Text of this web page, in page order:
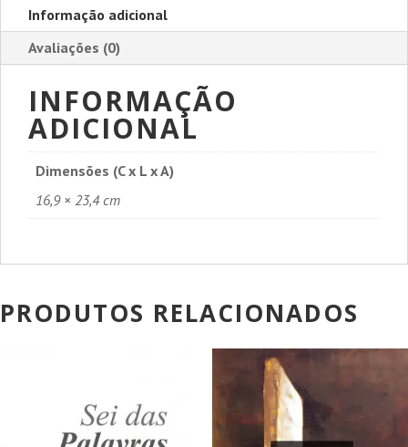
Informação adicional
Avaliações (0)
INFORMAÇÃO
ADICIONAL
Dimensões (C x L x A)
16,9 × 23,4 cm
PRODUTOS RELACIONADOS
PROMOÇÃO!